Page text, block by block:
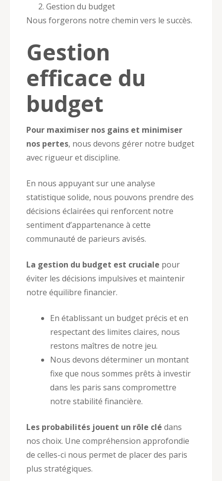
Gestion du budget
Nous forgerons notre chemin vers le succès.
Gestion
efficace du
budget
Pour maximiser nos gains et minimiser
nos pertes, nous devons gérer notre budget
avec rigueur et discipline.
En nous appuyant sur une analyse
statistique solide, nous pouvons prendre des
décisions éclairées qui renforcent notre
sentiment d’appartenance à cette
communauté de parieurs avisés.
La gestion du budget est cruciale pour
éviter les décisions impulsives et maintenir
notre équilibre financier.
En établissant un budget précis et en
respectant des limites claires, nous
restons maîtres de notre jeu.
Nous devons déterminer un montant
fixe que nous sommes prêts à investir
dans les paris sans compromettre
notre stabilité financière.
Les probabilités jouent un rôle clé dans
nos choix. Une compréhension approfondie
de celles-ci nous permet de placer des paris
plus stratégiques.